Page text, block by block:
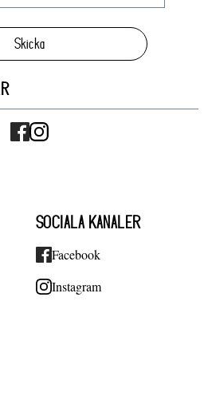
Skicka
SOCIALA KANALER
Facebook
Instagram